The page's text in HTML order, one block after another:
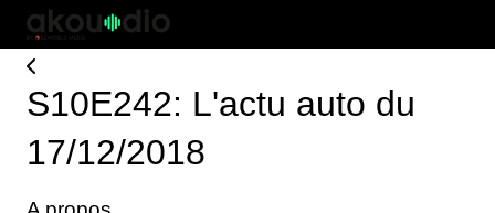
S10E242: L'actu auto du
17/12/2018